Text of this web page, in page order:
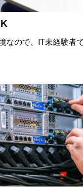
なので、IT未経験者